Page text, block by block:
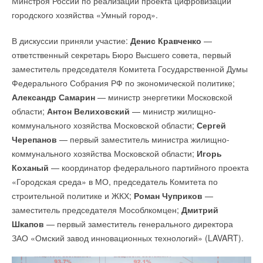
городского хозяйства «Умный город».
В дискуссии приняли участие: Денис Кравченко —
ответственный секретарь Бюро Высшего совета, первый
заместитель председателя Комитета Государственной Думы
Федерального Собрания РФ по экономической политике;
Александр Самарин — министр энергетики Московской
области; Антон Велиховский — министр жилищно-
коммунального хозяйства Московской области; Сергей
Черепанов — первый заместитель министра жилищно-
коммунального хозяйства Московской области; Игорь
Коханый — координатор федерального партийного проекта
«Городская среда» в МО, председатель Комитета по
строительной политике и ЖКХ; Роман Чуприков —
заместитель председателя Мособлкомцен; Дмитрий
Шкапов — первый заместитель генерального директора
ЗАО «Омский завод инновационных технологий» (LAVART).
председатель Ассоциации «Мособлтеплоэнерго». В
обсуждении приняли участие:Александр Самарин
министр энергетики МО;
Ольга Роганова
заместитель министра энергетики МО;
Коханый—
депутат Московской областной фракции «Единая Россия»,
координатор федерального партийного проекта «Городская
среда» в МО, председатель Комитета по строительной
политике и ЖКХ;Евгений Подлипенский
министра инвестиций промышленности и науки МО;
Виктор
Семенов
— президент НП «Российское теплоснабжение»
Владимир Китайкин
— президент АНО «НИИ Судебной
Экспертизы».
Уведомления отключены
Добавить комментарий
Ваше имя *
Текст комментария
к.т.н. Андрея Арбатского. Основными задачами
подразделения были разработки для собственного
успешных проектов, которые реализованы и запущены
в серийное производство можно выделить создание
гидромодулей и комплексных систем автоматизации
холодильных центров; секций обеззараживания
и увлажнения для вентиляционных установок,
взрывобезопасное исполнение вентиляционного
оборудования.
Научно-исследовательский институт — это широкий набор
конструкторских компетенций и лабораторный комплекс,
который позволит как разрабатывать новое оборудование,
так и совершенствовать уже существующее, а также
подтверждать заявленные ранее характеристики приборов.
На его базе будет реализовываться уникальная для России
программа прикладных и фундаментальных научных
исследований.